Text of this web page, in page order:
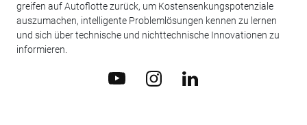
greifen auf Autoflotte zurück, um Kostensenkungspotenziale
auszumachen, intelligente Problemlösungen kennen zu lernen
und sich über technische und nichttechnische Innovationen zu
informieren.